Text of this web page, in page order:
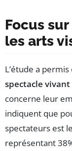
Focus
les arts
L’étude a
spectacle vivant
concerne leur
indiquent que
spectateurs est
représentant